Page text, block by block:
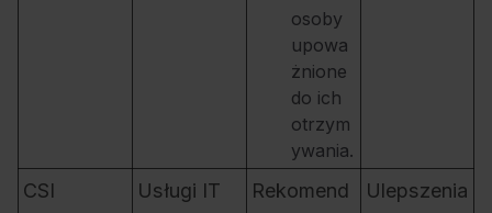
osoby
upowa
żnione
do ich
otrzym
ywania.
CSI
Usługi IT
Rekomend
Ulepszenia